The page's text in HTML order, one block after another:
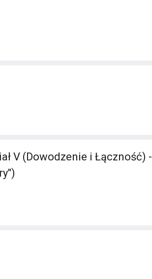
V (Dowodzenie i Łączność) -